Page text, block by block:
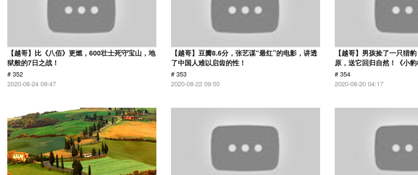
【越哥】比《八佰》更燃，600壮士死守宝山，地
狱般的7日之战！
# 352
2020-08-24 09:47
【越哥】豆瓣8.6分，张艺谋“最红”的电影，讲透
了中国人难以启齿的性！
# 353
2020-08-22 09:50
【越哥】男孩捡了一只猎
原，送它回归自然！《小豹
# 354
2020-08-20 04:17